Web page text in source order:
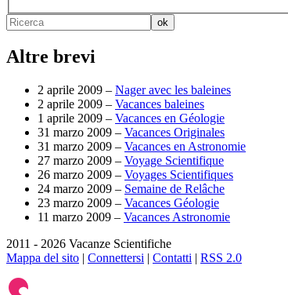
Altre brevi
2 aprile 2009 – Nager avec les baleines
2 aprile 2009 – Vacances baleines
1 aprile 2009 – Vacances en Géologie
31 marzo 2009 – Vacances Originales
31 marzo 2009 – Vacances en Astronomie
27 marzo 2009 – Voyage Scientifique
26 marzo 2009 – Voyages Scientifiques
24 marzo 2009 – Semaine de Relâche
23 marzo 2009 – Vacances Géologie
11 marzo 2009 – Vacances Astronomie
2011 - 2026 Vacanze Scientifiche
Mappa del sito | Connettersi | Contatti | RSS 2.0